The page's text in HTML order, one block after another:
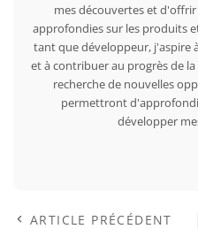
mes découvertes et
approfondies sur les produits
tant que développeur, j'aspire
et à contribuer au progrès de
recherche de nouvelles
permettront
développer
ARTICLE PRÉCÉDENT